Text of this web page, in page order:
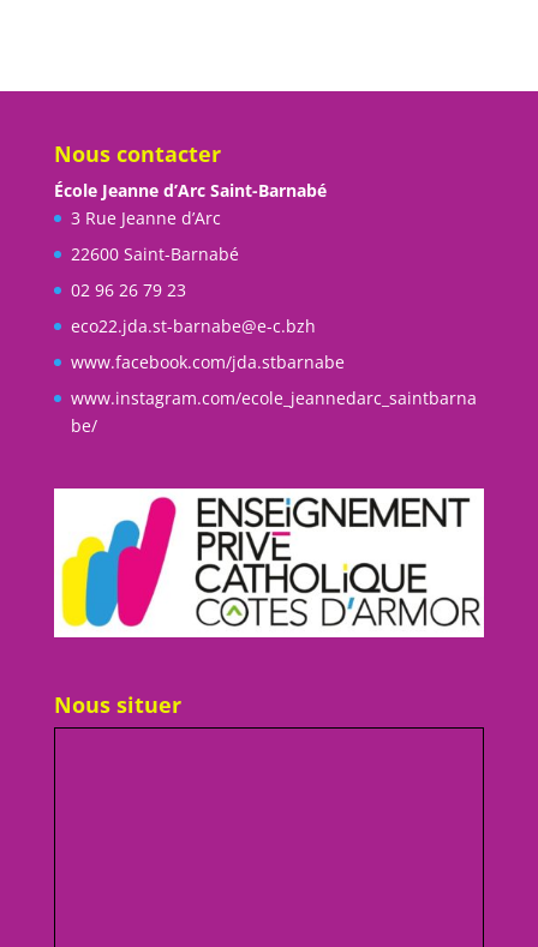
Nous contacter
École Jeanne d’Arc Saint-Barnabé
3 Rue Jeanne d’Arc
22600 Saint-Barnabé
02 96 26 79 23
eco22.jda.st-barnabe@e-c.bzh
www.facebook.com/jda.stbarnabe
www.instagram.com/ecole_jeannedarc_saintbarna
be/
Nous situer